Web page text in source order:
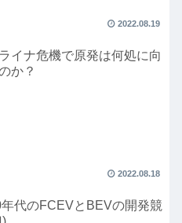
2022.08.19
イナ危機で原発は何処に向
か？
2022.08.18
代のFCEVとBEVの開発競